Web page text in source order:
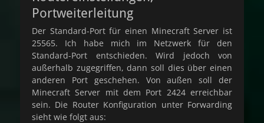
Portweiterleitung
Der Standard-Port für einen Minecraft Server ist
25565. Ich habe mich im Netzwerk für den
Standard-Port entschieden. Wird jedoch von
außerhalb zugegriffen, dann soll dies über einen
anderen Port geschehen. Von außen soll der
Minecraft Server mit dem Port 2424 erreichbar
sein. Die Router Konfiguration unter Forwarding
sieht wie folgt aus: